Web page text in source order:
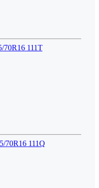
70R16 111T
70R16 111Q